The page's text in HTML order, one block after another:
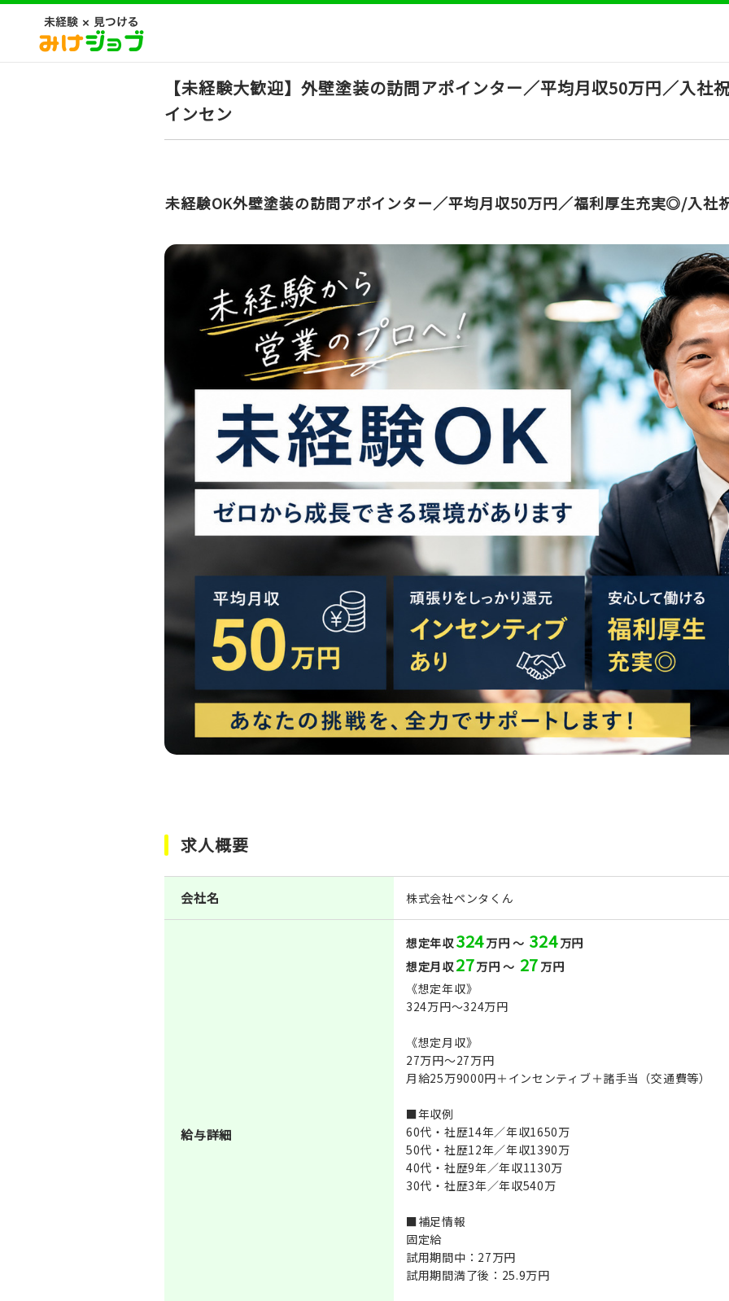
【未経験大歓迎】外壁塗装の訪問アポインター／平均月収50万円／入社
インセン
未経験OK外壁塗装の訪問アポインター／平均月収50万円／福利厚生充実◎/入社
求人概要
会社名 株式会社ペンタくん
給与詳細
想定年収324万円 ～ 324万円
想定月収27万円 ～ 27 万円
《想定年収》
324万円～324万円
《想定月収》
27万円～27万円
月給25万9000円＋インセンティブ＋諸手当（交通費等）
■年収例
60代・社歴14年／年収1650万
50代・社歴12年／年収1390万
40代・社歴9年／年収1130万
30代・社歴3年／年収540万
■補足情報
固定給
試用期間中：27万円
試用期間満了後：25.9万円